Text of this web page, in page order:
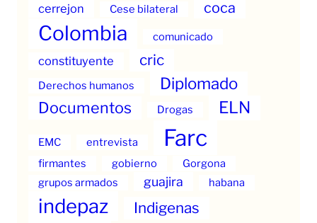
cerrejon Cese bilateral coca
Colombia comunicado
constituyente cric
Derechos humanos Diplomado
Documentos Drogas ELN
EMC entrevista Farc
firmantes gobierno
Gorgona
grupos armados
guajira habana
indepaz Indigenas